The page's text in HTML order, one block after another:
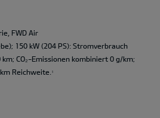
FWD Air
150 kW (204 PS): Stromverbrauch
CO₂-Emissionen kombiniert 0 g/km;
Reichweite.
1